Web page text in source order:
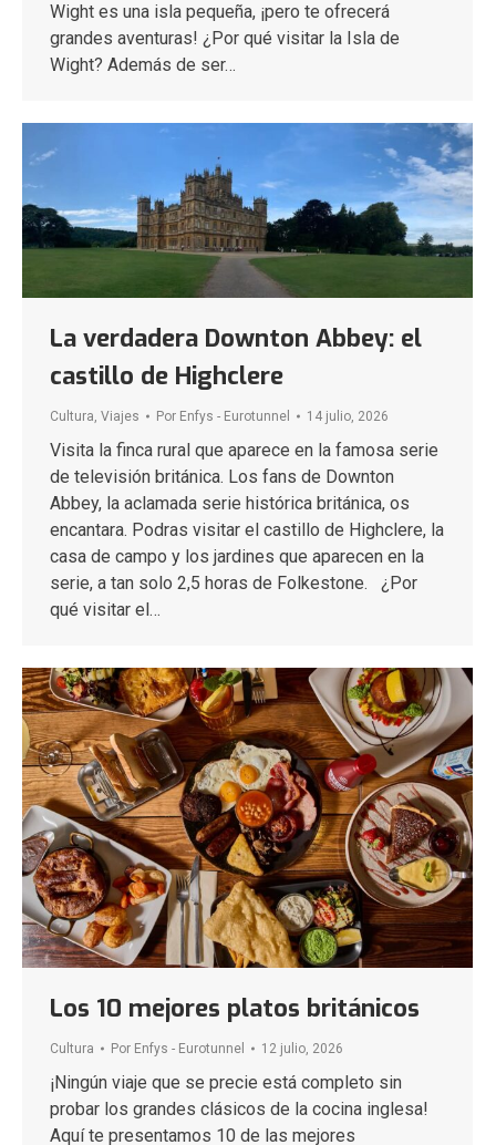
Wight es una isla pequeña, ¡pero te ofrecerá
grandes aventuras! ¿Por qué visitar la Isla de
Wight? Además de ser…
La verdadera Downton Abbey: el
castillo de Highclere
Cultura Viajes Por Enfys - Eurotunnel 14 julio, 2026
Visita la finca rural que aparece en la famosa serie
de televisión británica. Los fans de Downton
Abbey, la aclamada serie histórica británica, os
encantara. Podras visitar el castillo de Highclere, la
casa de campo y los jardines que aparecen en la
serie, a tan solo 2,5 horas de Folkestone. ¿Por
qué visitar el…
Los 10 mejores platos británicos
Cultura Por Enfys - Eurotunnel 12 julio, 2026
¡Ningún viaje que se precie está completo sin
probar los grandes clásicos de la cocina inglesa!
Aquí te presentamos 10 de las mejores